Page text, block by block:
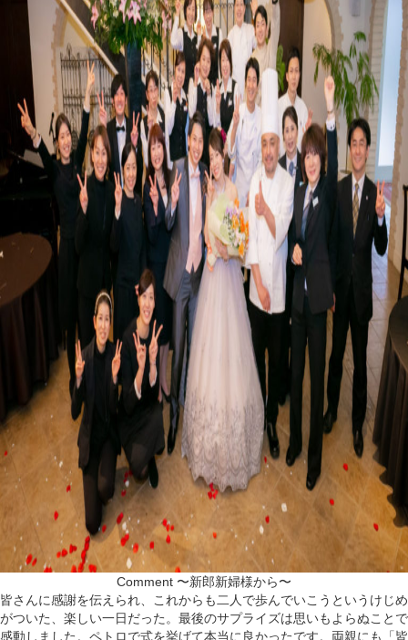
Comment 〜新郎新婦様から〜
皆さんに感謝を伝えられ、これからも二人で歩んでいこうというけじめ
がついた、楽しい一日だった。最後のサプライズは思いもよらぬことで
感動しました。ペトロで式を挙げて本当に良かったです。両親にも「皆